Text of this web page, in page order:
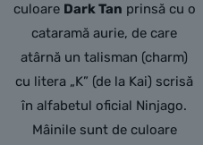
culoare Dark Tan prinsă cu o
cataramă aurie, de care
atârnă un talisman (charm)
cu litera „K” (de la Kai) scrisă
în alfabetul oficial Ninjago.
Mâinile sunt de culoare